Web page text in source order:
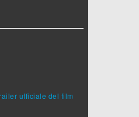
ufficiale del film